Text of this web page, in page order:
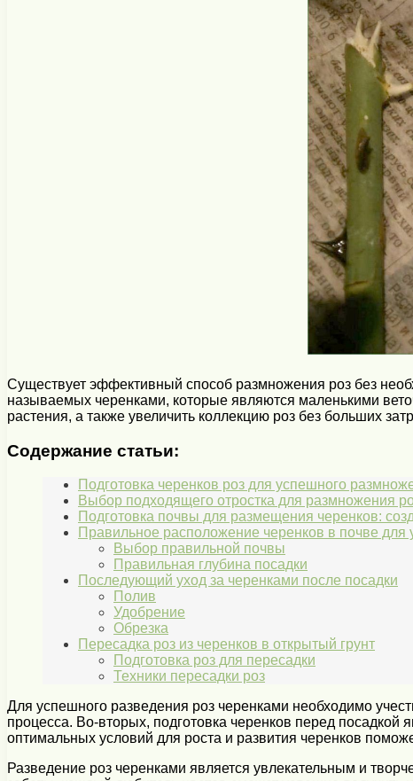
Существует эффективный способ размножения роз без
называемых черенками, которые являются маленькими
растения, а также увеличить коллекцию роз без больших
Содержание статьи:
Подготовка черенков роз для успешного
Выбор подходящего отростка для размножения
Подготовка почвы для размещения черенков:
Правильное расположение черенков в почве для
Выбор правильной почвы
Правильная глубина посадки
Последующий уход за черенками после посадки
Полив
Удобрение
Обрезка
Пересадка роз из черенков в открытый грунт
Подготовка роз для пересадки
Техники пересадки роз
Для успешного разведения роз черенками необходимо
процесса. Во-вторых, подготовка черенков перед посадкой
оптимальных условий для роста и развития черенков
Разведение роз черенками является увлекательным и